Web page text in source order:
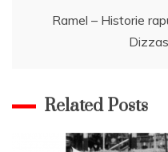
příspěvek
Ramel – Historie
Related Posts